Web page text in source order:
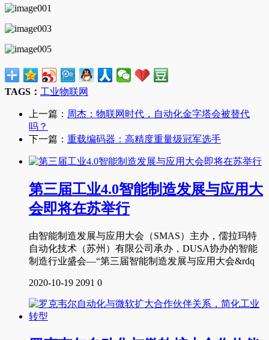
TAGS： 工业物联网
上一篇： 周杰：物联网时代，自动化金字塔会被替代
吗？
下一篇： 重载编码器：高精度重量级冠军选手
第三届工业4.0智能制造发展与应用大
会即将在苏举行
由智能制造发展与应用大会（SMAS）主办，儒拉玛特
自动化技术（苏州）有限公司承办，DUSA协办的智能
制造行业盛会—“第三届智能制造发展与应用大会&rdq
2020-10-19 2091 0